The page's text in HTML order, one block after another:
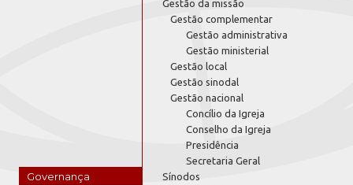
Governança
Gestão da missão
Gestão complementar
Gestão administrativa
Gestão ministerial
Gestão local
Gestão sinodal
Gestão nacional
Concílio da Igreja
Conselho da Igreja
Presidência
Secretaria Geral
Sínodos